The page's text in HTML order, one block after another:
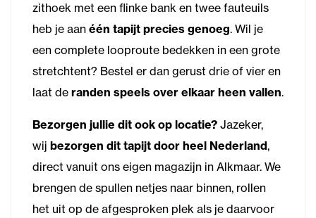
zithoek met een flinke bank en twee fauteuils
heb je aan één tapijt precies genoeg. Wil je
een complete looproute bedekken in een grote
stretchtent? Bestel er dan gerust drie of vier en
laat de randen speels over elkaar heen vallen.
Bezorgen jullie dit ook op locatie? Jazeker,
wij bezorgen dit tapijt door heel Nederland,
direct vanuit ons eigen magazijn in Alkmaar. We
brengen de spullen netjes naar binnen, rollen
het uit op de afgesproken plek als je daarvoor